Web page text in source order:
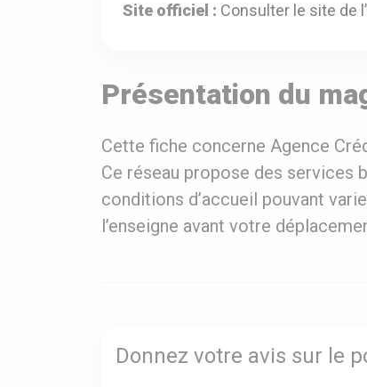
Site officiel : Consulter le site de
Présentation du
Cette fiche concerne Agence
Ce réseau propose des services
conditions d’accueil pouvant
l’enseigne avant votre
Donnez votre avis sur le